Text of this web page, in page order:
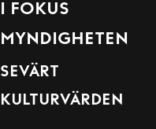
I FOKUS
MYNDIGHETEN
SEVÄRT
KULTURVÄRDEN